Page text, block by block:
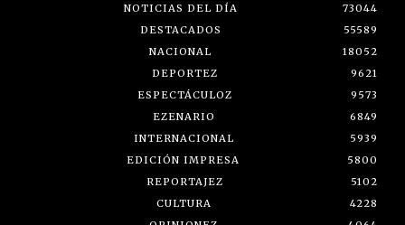
NOTICIAS DEL DÍA
73044
DESTACADOS
55589
NACIONAL
18052
DEPORTEZ
9621
ESPECTÁCULOZ
9573
EZENARIO
6849
INTERNACIONAL
5939
EDICIÓN IMPRESA
5800
REPORTAJEZ
5102
CULTURA
4228